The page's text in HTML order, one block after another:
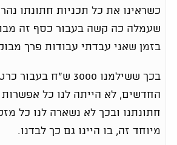
כשראינו את כל תכניות חתונתו
שעמלה כה קשה בעבור כסף זה
בזמן שאני עבדתי עבודות פרך
בכך ששילמנו 3000 ש"ח
החדשים, לא הייתה לנו כל
חתונתנו ובכך לא נשארה לנו כל
מיוחד זה, בו היינו גם כך לבדנו.